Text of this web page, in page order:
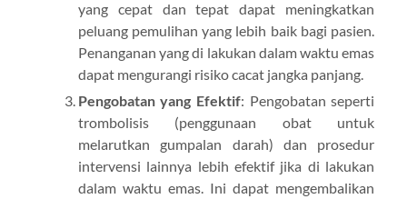
yang cepat dan tepat dapat meningkatkan
peluang pemulihan yang lebih baik bagi pasien.
Penanganan yang di lakukan dalam waktu emas
dapat mengurangi risiko cacat jangka panjang.
Pengobatan yang Efektif: Pengobatan seperti
trombolisis (penggunaan obat untuk
melarutkan gumpalan darah) dan prosedur
intervensi lainnya lebih efektif jika di lakukan
dalam waktu emas. Ini dapat mengembalikan